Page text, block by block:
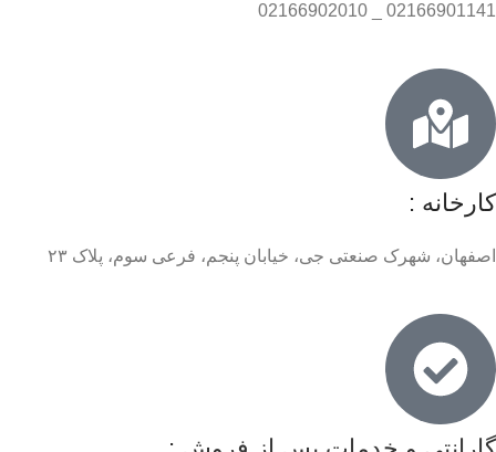
02166901141 _ 02166902010
کارخانه :
اصفهان، شهرک صنعتی جی، خیابان پنجم، فرعی سوم، پلاک ۲۳